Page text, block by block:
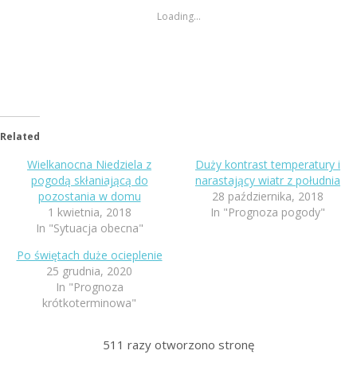
Loading...
Related
Wielkanocna Niedziela z
pogodą skłaniającą do
pozostania w domu
1 kwietnia, 2018
In "Sytuacja obecna"
Duży kontrast temperatury i
narastający wiatr z południa
28 października, 2018
In "Prognoza pogody"
Po świętach duże ocieplenie
25 grudnia, 2020
In "Prognoza
krótkoterminowa"
511 razy otworzono stronę